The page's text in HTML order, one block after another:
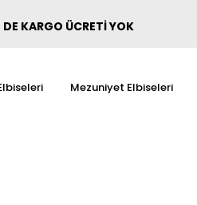
KARGO ÜCRETİ YOK
Mezuniyet Elbiseleri